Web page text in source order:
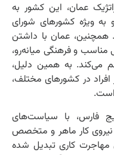
عمان، این کشور به
به ویژه کشورهای شورای
عمان با داشتن
مناسب و فرهنگی میانه‌رو،
می‌کند. به همین دلیل،
افراد در کشورهای مختلف،
است.
فارس، با سیاست‌های
کار ماهر و متخصص
مهاجرت کاری تبدیل شده